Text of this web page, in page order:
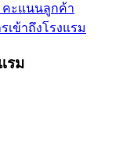
คะแนนลูกค้า
รเข้าถึงโรงแรม
รม